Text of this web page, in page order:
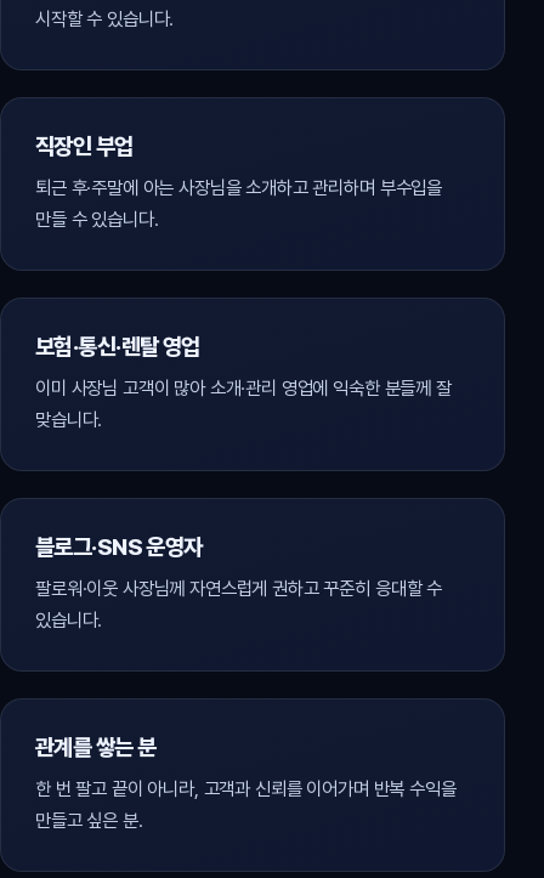
시작할 수 있습니다.
직장인 부업
퇴근 후·주말에 아는 사장님을 소개하고 관리하며 부수입을
만들 수 있습니다.
보험·통신·렌탈 영업
이미 사장님 고객이 많아 소개·관리 영업에 익숙한 분들께 잘
맞습니다.
블로그·SNS 운영자
팔로워·이웃 사장님께 자연스럽게 권하고 꾸준히 응대할 수
있습니다.
관계를 쌓는 분
한 번 팔고 끝이 아니라, 고객과 신뢰를 이어가며 반복 수익을
만들고 싶은 분.